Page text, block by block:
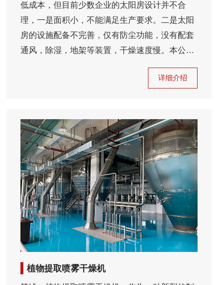
低成本，但目前少数企业的太阳房设计并不合
理，一是面积小，不能满足生产要求。二是太阳
房的设施配备不完善，仅有防尘功能，没有配套
通风，除湿，地架等装置，干燥速度慢。本公…
详细介绍
植物提取喷雾干燥机